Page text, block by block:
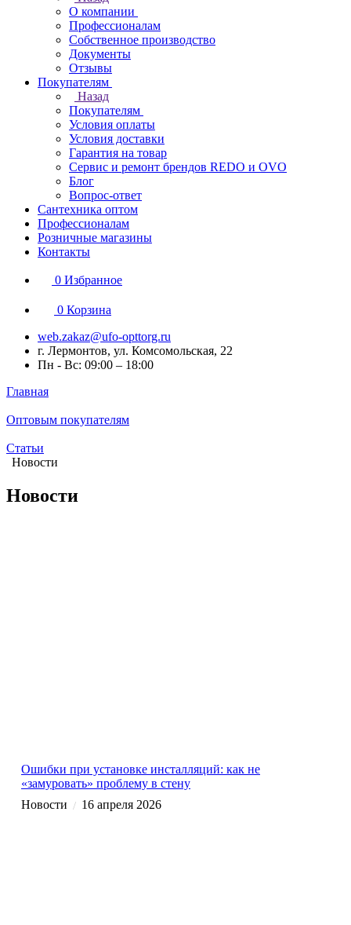
О компании
Профессионалам
Собственное производство
Документы
Отзывы
Покупателям
Назад
Покупателям
Условия оплаты
Условия доставки
Гарантия на товар
Сервис и ремонт брендов REDO и OVO
Блог
Вопрос-ответ
Сантехника оптом
Профессионалам
Розничные магазины
Контакты
0 Избранное
0 Корзина
web.zakaz@ufo-opttorg.ru
г. Лермонтов, ул. Комсомольская, 22
Пн - Вс: 09:00 – 18:00
Главная
Оптовым покупателям
Статьи
Новости
Новости
Ошибки при установке инсталляций: как не
«замуровать» проблему в стену
Новости / 16 апреля 2026